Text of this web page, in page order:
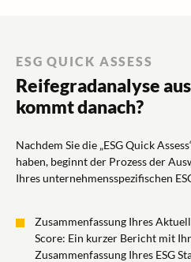
ESG QUICK ASSESS
Reifegradanalyse
kommt danach?
Nachdem Sie die „ESG Quick
haben, beginnt der Prozess der
Ihres unternehmensspezifischen
Zusammenfassung Ihres
Score: Ein kurzer Bericht mit
Zusammenfassung Ihres ESG